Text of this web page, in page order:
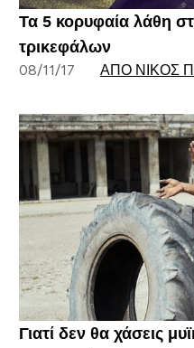
Τα 5 κορυφαία λάθη
τρικεφάλων
08/11/17 ΑΠΌ ΝΊΚΟΣ
Γιατί δεν θα χάσεις